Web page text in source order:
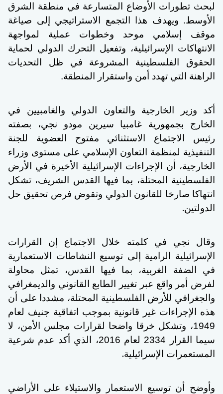
لبحث تطورات الأوضاع المتسارعة في منطقة الشرق
الأوسط. ويهدف هذا التجمع الاستراتيجي إلى صياغة
موقف إسلامي موحد وخطوات عملية لمواجهة
الانتهاكات الإسرائيلية، وتفعيل التحرك الدولي لحماية
الحقوق الفلسطينية المشروعة في ظل التحديات
الراهنة التي تهدد أمن واستقرار المنطقة.
أكد وزير الخارجية والتعاون الدولي والغامبيين في
الخارج بجمهورية غامبيا سيرين مودو نجي، بصفته
رئيس الاجتماع الاستثنائي مفتوح العضوية للجنة
التنفيذية لمنظمة التعاون الإسلامي على مستوى وزراء
الخارجية، أن الإجراءات الإسرائيلية الأخيرة في الأرض
الفلسطينية المحتلة، بما فيها القدس الشريف، تشكل
انتهاكا صارخا للقانون الدولي وتقوض فرص تحقيق حل
الدولتين.
وقال نجي في كلمته خلال الاجتماع إن القرارات
الإسرائيلية الرامية إلى توسيع النشاطات الاستعمارية
في الضفة الغربية، بما فيها القدس، تمثل محاولة
لفرض أمر واقع عبر تغيير الطابع القانوني والديمغرافي
والجغرافي للأرض الفلسطينية المحتلة، مشددا على أن
هذه الإجراءات غير قانونية بموجب اتفاقية جنيف لعام
1949، وتشكل خرقا واضحا لقرارات مجلس الأمن، لا
سيما القرار 2334 لعام 2016، الذي أكد عدم شرعية
المستعمرات الإسرائيلية.
وأوضح أن توسيع الاستعمار والاستيلاء على الأراضي